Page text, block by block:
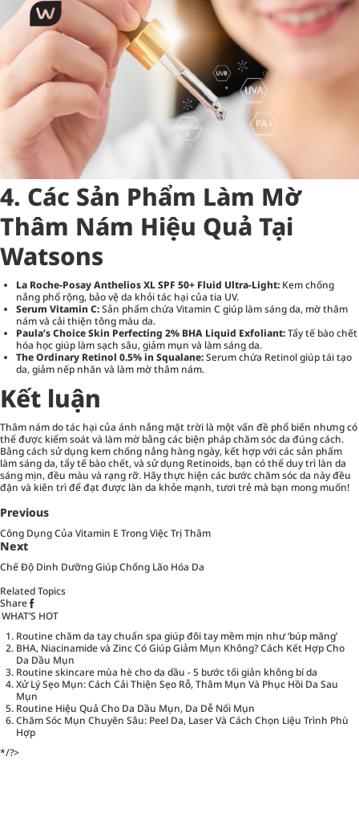
4. Các Sản Phẩm Làm Mờ
Thâm Nám Hiệu Quả Tại
Watsons
La Roche-Posay Anthelios XL SPF 50+ Fluid Ultra-Light: Kem chống
nắng phổ rộng, bảo vệ da khỏi tác hại của tia UV.
Serum Vitamin C:Sản phẩm chứa Vitamin C giúp làm sáng da, mờ thâm
nám và cải thiện tông màu da.
Paula’s Choice Skin Perfecting 2% BHA Liquid Exfoliant:Tẩy tế bào chết
hóa học giúp làm sạch sâu, giảm mụn và làm sáng da.
The Ordinary Retinol 0.5% in Squalane:Serum chứa Retinol giúp tái tạo
da, giảm nếp nhăn và làm mờ thâm nám.
Kết luận
Thâm nám do tác hại của ánh nắng mặt trời là một vấn đề phổ biến nhưng có
thể được kiểm soát và làm mờ bằng các biện pháp chăm sóc da đúng cách.
Bằng cách sử dụng kem chống nắng hàng ngày, kết hợp với các sản phẩm
làm sáng da, tẩy tế bào chết, và sử dụng Retinoids, bạn có thể duy trì làn da
sáng mịn, đều màu và rạng rỡ. Hãy thực hiện các bước chăm sóc da này đều
đặn và kiên trì để đạt được làn da khỏe mạnh, tươi trẻ mà bạn mong muốn!
Previous
Công Dụng Của Vitamin E Trong Việc Trị Thâm
Next
Chế Độ Dinh Dưỡng Giúp Chống Lão Hóa Da
Related Topics
Share
WHAT’S HOT
Routine chăm da tay chuẩn spa giúp đôi tay mềm mịn như ‘búp măng’
BHA, Niacinamide và Zinc Có Giúp Giảm Mụn Không? Cách Kết Hợp Cho
Da Dầu Mụn
Routine skincare mùa hè cho da dầu - 5 bước tối giản không bí da
Xử Lý Sẹo Mụn: Cách Cải Thiện Sẹo Rỗ, Thâm Mụn Và Phục Hồi Da Sau
Mụn
Routine Hiệu Quả Cho Da Dầu Mụn, Da Dễ Nổi Mụn
Chăm Sóc Mụn Chuyên Sâu: Peel Da, Laser Và Cách Chọn Liệu Trình Phù
Hợp
*/?>